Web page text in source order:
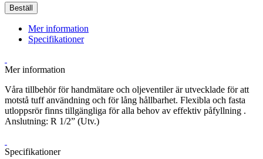
Beställ
Mer information
Specifikationer
Mer information
Våra tillbehör för handmätare och oljeventiler är utvecklade för att
motstå tuff användning och för lång hållbarhet. Flexibla och fasta
utloppsrör finns tillgängliga för alla behov av effektiv påfyllning .
Anslutning: R 1/2” (Utv.)
Specifikationer